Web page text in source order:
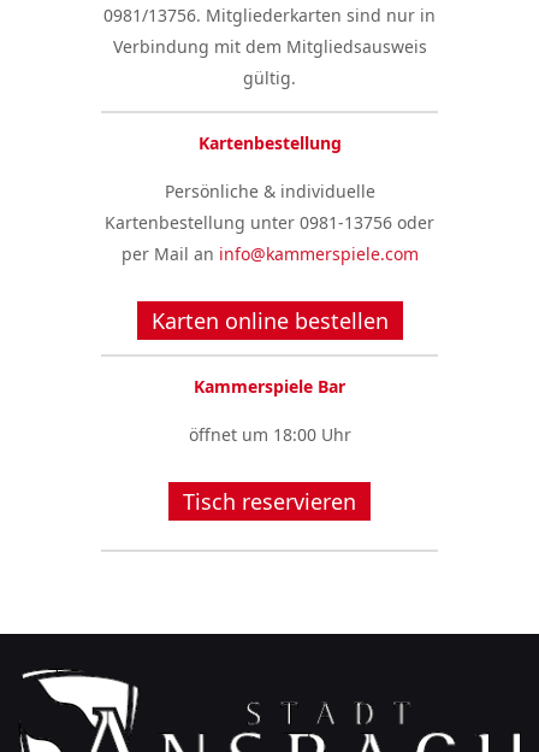
0981/13756. Mitgliederkarten sind nur in
Verbindung mit dem Mitgliedsausweis
gültig.
Kartenbestellung
Persönliche & individuelle
Kartenbestellung unter 0981-13756 oder
per Mail an info@kammerspiele.com
Karten online bestellen
Kammerspiele Bar
öffnet um 18:00 Uhr
Tisch reservieren